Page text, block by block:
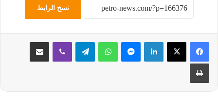
نسخ الرابط
لينكدإن ماسنجر واتساب تيلقرام ڤايبر مشاركة عبر البريد
طباعة